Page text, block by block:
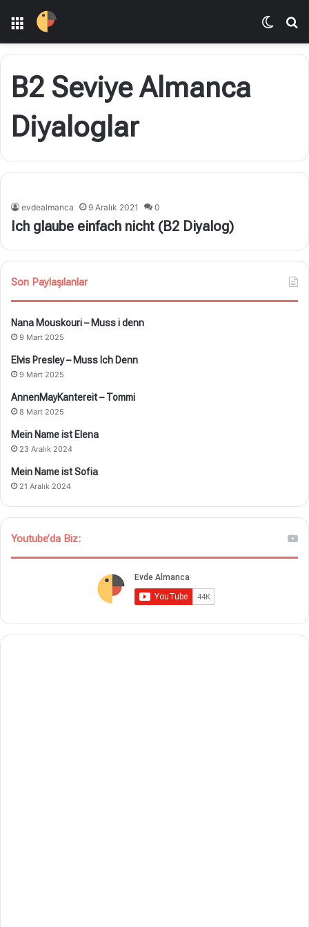
Menü Dış
B2 Seviye Almanca
Diyaloglar
evdealmanca 9 Aralık 2021 0
Ich glaube einfach nicht (B2 Diyalog)
Son Paylaşılanlar
Nana Mouskouri – Muss i denn
9 Mart 2025
Elvis Presley – Muss Ich Denn
9 Mart 2025
AnnenMayKantereit – Tommi
8 Mart 2025
Mein Name ist Elena
23 Aralık 2024
Mein Name ist Sofia
21 Aralık 2024
Youtube’da Biz: